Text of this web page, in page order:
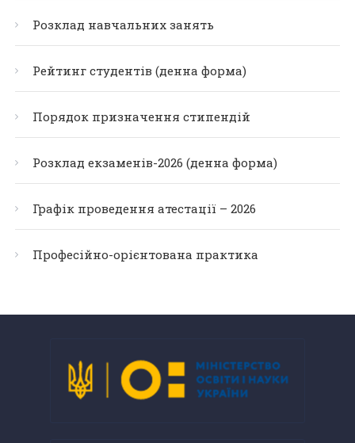
Розклад навчальних занять
Рейтинг студентів (денна форма)
Порядок призначення стипендій
Розклад екзаменів-2026 (денна форма)
Графік проведення атестації – 2026
Професійно-орієнтована практика